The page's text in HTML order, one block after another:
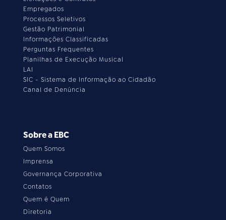
Empregados
Processos Seletivos
Gestão Patrimonial
Informações Classificadas
Perguntas Frequentes
Planilhas de Execução Musical
LAI
SIC - Sistema de Informação ao Cidadão
Canal de Denúncia
Sobre a EBC
Quem Somos
Imprensa
Governança Corporativa
Contatos
Quem é Quem
Diretoria